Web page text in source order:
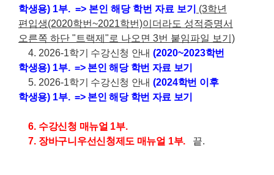
학생용) 1부. => 본인 해당 학번 자료 보기
(3학년
편입생(2020학번~2021학번)이더라도 성적증명서
오른쪽 하단 "트랙제"로 나오면 3번 붙임파일 보기)
4. 2026-1학기 수강신청 안내 (2020~2023학번
학생용) 1부.=> 본인 해당 학번 자료 보기
5. 2026-1학기 수강신청 안내 (2024학번 이후
학생용) 1부.=> 본인 해당 학번 자료 보기
6. 수강신청 매뉴얼 1부.
7. 장바구니우선신청제도 매뉴얼 1부. 끝.